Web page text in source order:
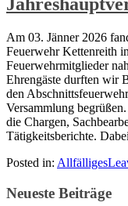
Am 03. Jänner 2026
Feuerwehr Kettenreith
Feuerwehrmitglieder
Ehrengäste durften wir
den
Versammlung
die Chargen,
Tätigkeitsberichte.
Posted in: Allfälliges
Neueste Beiträge